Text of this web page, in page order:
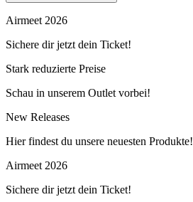
Airmeet 2026
Sichere dir jetzt dein Ticket!
Stark reduzierte Preise
Schau in unserem Outlet vorbei!
New Releases
Hier findest du unsere neuesten Produkte!
Airmeet 2026
Sichere dir jetzt dein Ticket!